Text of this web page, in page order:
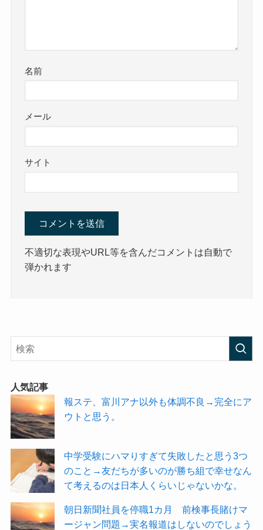
名前
メール
サイト
不適切な表現やURL等を含んだコメントは自動で
弾かれます
人気記事
報ステ、富川アナ以外も体調不良→完全にア
ウトと思う。
中学受験にハマりすぎて失敗したと思う3つ
のこと→友だちが多いのが勝ち組で幸せなん
て考えるのは日本人くらいじゃないかな。
朝日新聞社員を停職1カ月 前検事長賭けマ
ージャン問題→実名報道はしないのでしょう